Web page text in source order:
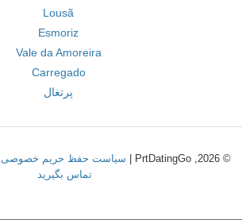
Lousã
Esmoriz
Vale da Amoreira
Carregado
پرتغال
© 2026, PrtDatingGo | سیاست حفظ حریم خصوصی
تماس بگیرید